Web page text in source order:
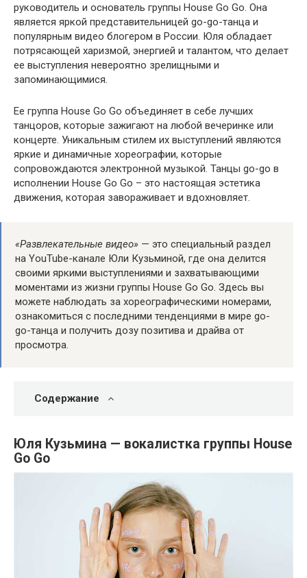
руководитель и основатель группы House Go Go. Она
является яркой представительницей go-go-танца и
популярным видео блогером в России. Юля обладает
потрясающей харизмой, энергией и талантом, что делает
ее выступления невероятно зрелищными и
запоминающимися.
Ее группа House Go Go объединяет в себе лучших
танцоров, которые зажигают на любой вечеринке или
концерте. Уникальным стилем их выступлений являются
яркие и динамичные хореографии, которые
сопровождаются электронной музыкой. Танцы go-go в
исполнении House Go Go – это настоящая эстетика
движения, которая завораживает и вдохновляет.
«Развлекательные видео» — это специальный раздел
на YouTube-канале Юли Кузьминой, где она делится
своими яркими выступлениями и захватывающими
моментами из жизни группы House Go Go. Здесь вы
можете наблюдать за хореографическими номерами,
ознакомиться с последними тенденциями в мире go-
go-танца и получить дозу позитива и драйва от
просмотра.
Содержание
Юля Кузьмина — вокалистка группы House
Go Go